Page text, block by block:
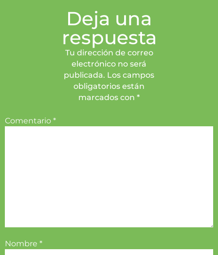
Deja una
respuesta
Tu dirección de correo
electrónico no será
publicada. Los campos
obligatorios están
marcados con *
Comentario *
Nombre *